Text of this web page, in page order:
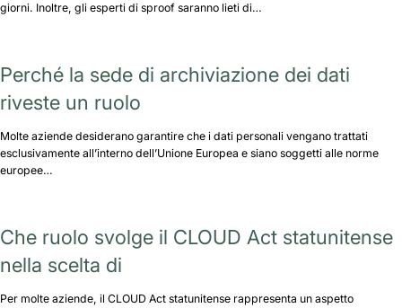
giorni. Inoltre, gli esperti di sproof saranno lieti di…
Perché la sede di archiviazione dei dati
riveste un ruolo
Molte aziende desiderano garantire che i dati personali vengano trattati
esclusivamente all’interno dell’Unione Europea e siano soggetti alle norme
europee…
Che ruolo svolge il CLOUD Act statunitense
nella scelta di
Per molte aziende, il CLOUD Act statunitense rappresenta un aspetto